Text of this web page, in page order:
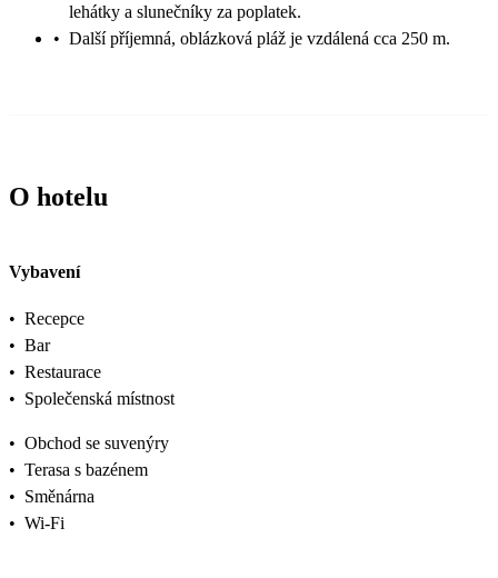
lehátky a slunečníky za poplatek.
• Další příjemná, oblázková pláž je vzdálená cca 250 m.
O hotelu
Vybavení
• Recepce
• Bar
• Restaurace
• Společenská místnost
• Obchod se suvenýry
• Terasa s bazénem
• Směnárna
• Wi-Fi